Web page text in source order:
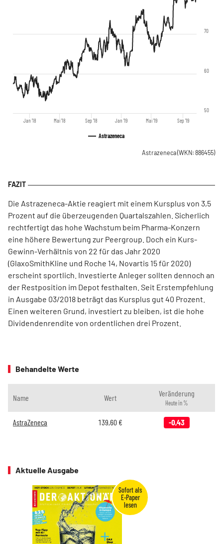
Astrazeneca
Jan '18 Mai '18 Sep '18 Jan '19 Mai '19 Sep '19
50
60
70
Astrazeneca(WKN: 886455)
Die Astrazeneca-Aktie reagiert mit einem Kursplus von 3,5
Prozent auf die überzeugenden Quartalszahlen. Sicherlich
rechtfertigt das hohe Wachstum beim Pharma-Konzern
eine höhere Bewertung zur Peergroup. Doch ein Kurs-
Gewinn-Verhältnis von 22 für das Jahr 2020
(GlaxoSmithKline und Roche 14, Novartis 15 für 2020)
erscheint sportlich. Investierte Anleger sollten dennoch an
der Restposition im Depot festhalten. Seit Erstempfehlung
in Ausgabe 03/2018 beträgt das Kursplus gut 40 Prozent.
Einen weiteren Grund, investiert zu bleiben, ist die hohe
Dividendenrendite von ordentlichen drei Prozent.
Behandelte Werte
Name Wert Veränderung
Heute in %
AstraZeneca 139,60€ -0,43
Aktuelle Ausgabe